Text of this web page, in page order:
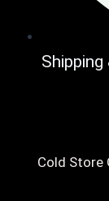
Shipping
Cold Store